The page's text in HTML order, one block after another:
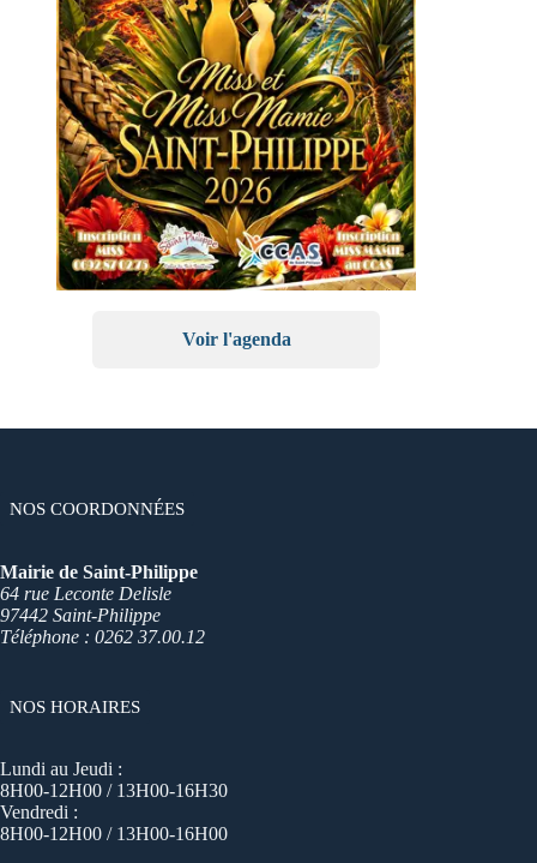
Voir l'agenda
NOS COORDONNÉES
Mairie de Saint-Philippe
64 rue Leconte Delisle
97442 Saint-Philippe
Téléphone : 0262 37.00.12
NOS HORAIRES
Lundi au Jeudi :
8H00-12H00 / 13H00-16H30
Vendredi :
8H00-12H00 / 13H00-16H00